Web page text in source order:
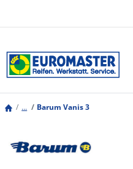
... Barum Vanis 3